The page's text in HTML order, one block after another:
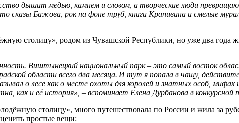
дышит медью, камнем и словом, а творческие люди
сказы Бажова, рок на фоне труб, книги Крапивина и смелые
столицу», родом из Чувашской Республики, но уже два года
Виштынецкий национальный парк – это самый восток
области всего два месяца. И тут я попала в чащу,
о лесе как о месте охоты для королей и знатных особ, мифах
как и её история», – вспоминает Елена Дурбанова в конкурсной
столицу», много путешествовала по России и жила за
простые вещи: